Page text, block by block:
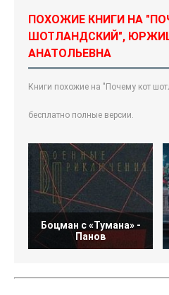
ПОХОЖИЕ КНИГИ НА
ШОТЛАНДСКИЙ",
АНАТОЛЬЕВНА
Книги похожие на "Почему кот
бесплатно полные версии.
Боцман с «Тумана» -
Панов